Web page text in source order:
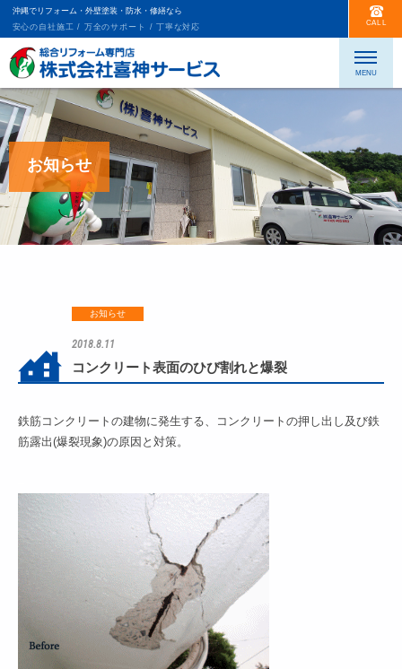
沖縄でリフォーム・外壁塗装・防水・修繕なら
安心の自社施工 / 万全のサポート / 丁寧な対応
CALL
お知らせ
お知らせ
2018.8.11
コンクリート表面のひび割れと爆裂
鉄筋コンクリートの建物に発生する、コンクリートの押し出し及び鉄
筋露出(爆裂現象)の原因と対策。